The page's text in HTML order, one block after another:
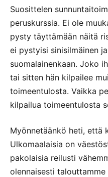
Suosittelen
peruskurssia. Ei ole
pysty täyttämään näitä
ei pystyisi sinisilmäinen
suomalainenkaan. Joko
tai sitten hän kilpailee
toimeentulosta. Vaikka
kilpailua toimeentulosta
Myönnetäänkö heti, että
Ulkomaalaisia on
pakolaisia reilusti
olennaisesti